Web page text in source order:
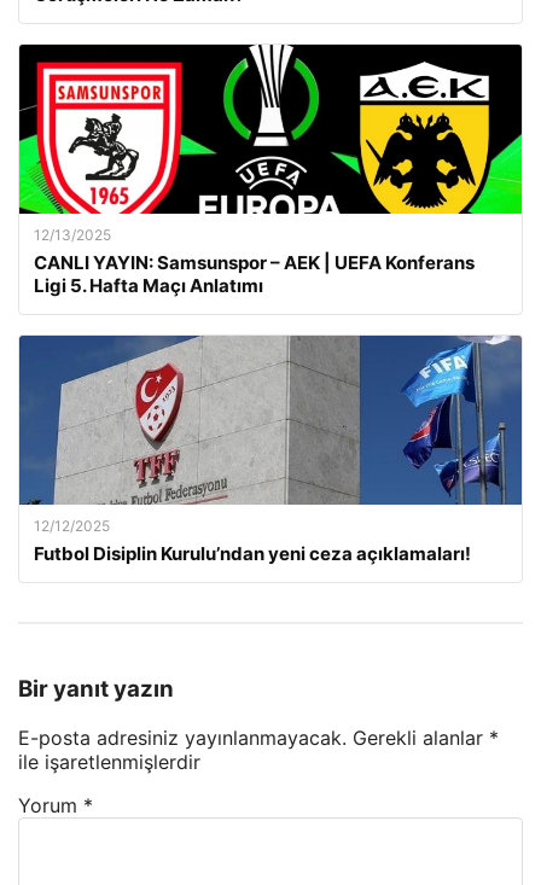
12/13/2025
CANLI YAYIN: Samsunspor – AEK | UEFA Konferans
Ligi 5. Hafta Maçı Anlatımı
12/12/2025
Futbol Disiplin Kurulu’ndan yeni ceza açıklamaları!
Bir yanıt yazın
E-posta adresiniz yayınlanmayacak. Gerekli alanlar *
ile işaretlenmişlerdir
Yorum *